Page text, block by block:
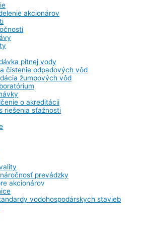
akcionárov
pitnej vody
čistenie odpadových vôd
žumpových vôd
o akreditácii
riešenia sťažnosti
prevádzky
akcionárov
vodohospodárskych stavieb